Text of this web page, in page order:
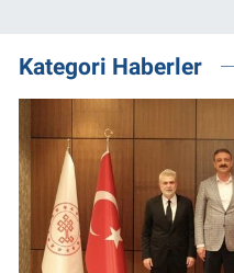
Kategori Haberler